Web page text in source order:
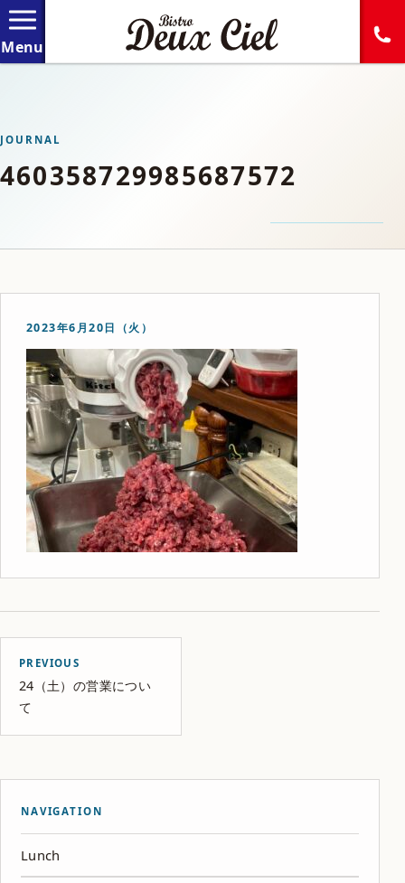
JOURNAL
460358729985687572
2023年6月20日（火）
PREVIOUS
24（土）の営業につい
て
NAVIGATION
Lunch